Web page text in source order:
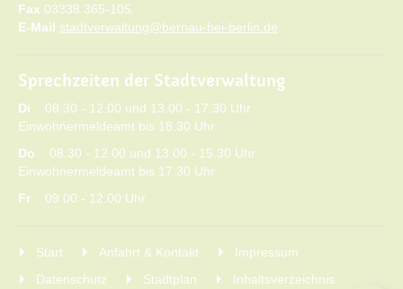
Fax 03338 365-105
E-Mail stadtverwaltung@bernau-bei-berlin.de
Sprechzeiten der Stadtverwaltung
Di 08.30 - 12.00 und 13.00 - 17.30 Uhr
Einwohnermeldeamt bis 18.30 Uhr
Do 08.30 - 12.00 und 13.00 - 15.30 Uhr
Einwohnermeldeamt bis 17.30 Uhr
Fr 09.00 - 12.00 Uhr
Start Anfahrt & Kontakt
Impressum
Datenschutz
Stadtplan Inhaltsverzeichnis